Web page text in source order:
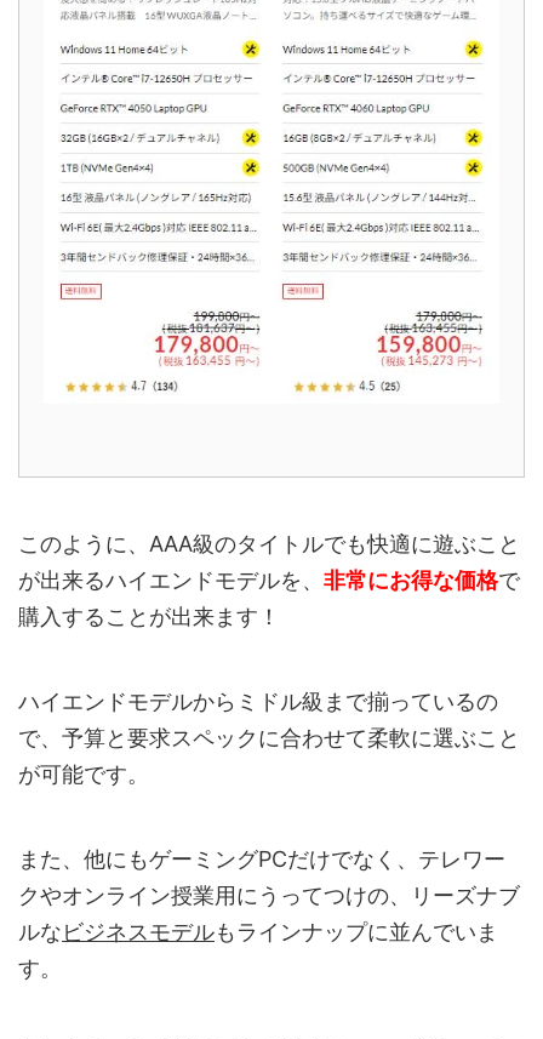
このように、AAA級のタイトルでも快適に遊ぶこと
が出来るハイエンドモデルを、 非常にお得な価格で
購入することが出来ます！
ハイエンドモデルからミドル級まで揃っているの
で、予算と要求スペックに合わせて柔軟に選ぶこと
が可能です。
また、他にもゲーミングPCだけでなく、テレワー
クやオンライン授業用にうってつけの、リーズナブ
ルなビジネスモデルもラインナップに並んでいま
す。